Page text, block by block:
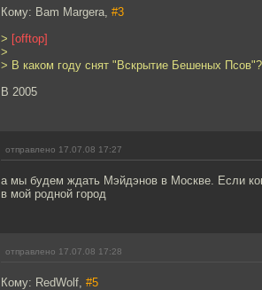
Кому: Bam Margera, #3
> [offtop]
>
> В каком году снят "Вскрытие Бешеных Псов"?
В 2005
отправлено 17.07.08 17:27
а мы будем ждать Мэйдэнов в Москве. Если
в мой родной город
отправлено 17.07.08 17:28
Кому: RedWolf, #5